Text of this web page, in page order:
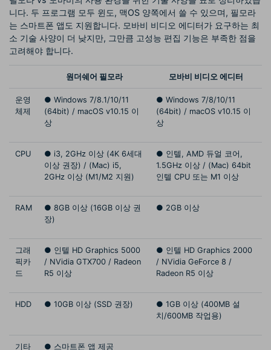
니다. 두 프로그램 모두 윈도, 맥OS 양쪽에서 쓸 수 있으며, 필모라
는 스마트폰 앱도 지원합니다. 모바비 비디오 에디터가 요구하는 최
소 기술 사양이 더 낮지만, 그만큼 고성능 편집 기능은 부족한 점을
고려해야 합니다.
원더쉐어 필모라 모바비 비디오 에디터
운영
체제
● Windows 7/8.1/10/11
(64bit) / macOS v10.15 이
상
● Windows 7/8/10/11
(64bit) / macOS v10.15 이
상
CPU
● i3, 2GHz 이상 (4K 6세대
이상 권장) / (Mac) i5,
2GHz 이상 (M1/M2 지원)
● 인텔, AMD 듀얼 코어,
1.5GHz 이상 / (Mac) 64bit
인텔 CPU 또는 M1 이상
RAM
● 8GB 이상 (16GB 이상 권
장)
● 2GB 이상
그래
픽카
드
● 인텔 HD Graphics 5000
/ NVidia GTX700 / Radeon
R5 이상
● 인텔 HD Graphics 2000
/ NVidia GeForce 8 /
Radeon R5 이상
HDD ● 10GB 이상 (SSD 권장)
● 1GB 이상 (400MB 설
치/600MB 작업용)
기타 ● 스마트폰 앱 제공